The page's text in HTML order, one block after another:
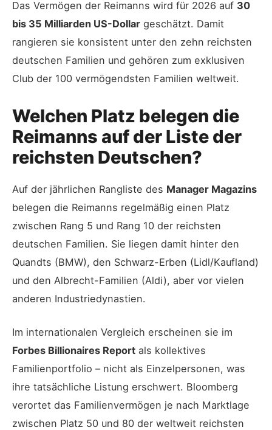
Das Vermögen der Reimanns wird für 2026 auf 30
bis 35 Milliarden US-Dollar geschätzt. Damit
rangieren sie konsistent unter den zehn reichsten
deutschen Familien und gehören zum exklusiven
Club der 100 vermögendsten Familien weltweit.
Welchen Platz belegen die
Reimanns auf der Liste der
reichsten Deutschen?
Auf der jährlichen Rangliste des Manager Magazins
belegen die Reimanns regelmäßig einen Platz
zwischen Rang 5 und Rang 10 der reichsten
deutschen Familien. Sie liegen damit hinter den
Quandts (BMW), den Schwarz-Erben (Lidl/Kaufland)
und den Albrecht-Familien (Aldi), aber vor vielen
anderen Industriedynastien.
Im internationalen Vergleich erscheinen sie im
Forbes Billionaires Report als kollektives
Familienportfolio – nicht als Einzelpersonen, was
ihre tatsächliche Listung erschwert. Bloomberg
verortet das Familienvermögen je nach Marktlage
zwischen Platz 50 und 80 der weltweit reichsten